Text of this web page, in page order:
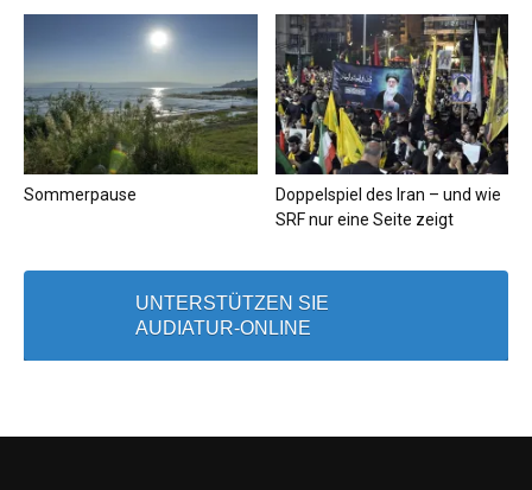
Sommerpause
Doppelspiel des Iran – und wie
SRF nur eine Seite zeigt
UNTERSTÜTZEN SIE
AUDIATUR-ONLINE